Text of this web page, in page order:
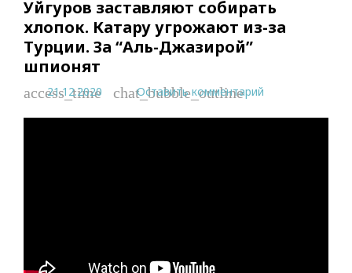
Уйгуров заставляют собирать
хлопок. Катару угрожают из-за
Турции. За “Аль-Джазирой”
шпионят
access_time
21.12.2020 chat_bubble_outline
Оставить комментарий